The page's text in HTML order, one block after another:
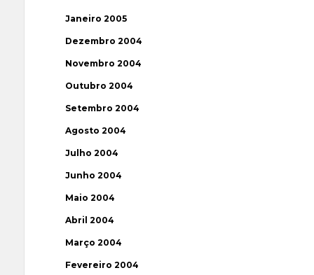
Janeiro 2005
Dezembro 2004
Novembro 2004
Outubro 2004
Setembro 2004
Agosto 2004
Julho 2004
Junho 2004
Maio 2004
Abril 2004
Março 2004
Fevereiro 2004